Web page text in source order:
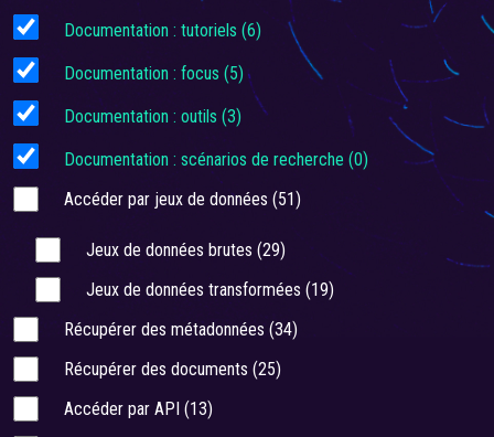
Documentation : tutoriels (6)
Documentation : focus (5)
Documentation : outils (3)
Documentation : scénarios de recherche (0)
Accéder par jeux de données (51)
Jeux de données brutes (29)
Jeux de données transformées (19)
Récupérer des métadonnées (34)
Récupérer des documents (25)
Accéder par API (13)